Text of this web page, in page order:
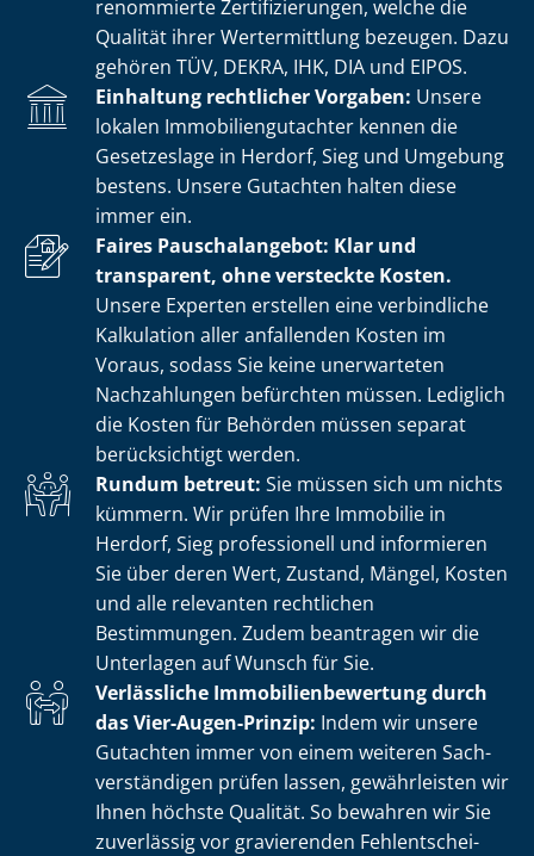
renommierte Zer­ti­fi­zie­run­gen, welche die
Qualität ihrer Wertermittlung bezeugen. Dazu
gehören TÜV, DEKRA, IHK, DIA und EIPOS.
Einhaltung rechtlicher Vorgaben: Unsere
lokalen Im­mo­bi­li­en­gut­ach­ter kennen die
Gesetzeslage in Herdorf, Sieg und Umgebung
bestens. Unsere Gutachten halten diese
immer ein.
Faires Pauschalangebot: Klar und
transparent, ohne versteckte Kosten.
Unsere Experten erstellen eine verbindliche
Kalkulation aller anfallenden Kosten im
Voraus, sodass Sie keine unerwarteten
Nachzahlungen befürchten müssen. Lediglich
die Kosten für Behörden müssen separat
berücksichtigt werden.
Rundum betreut: Sie müssen sich um nichts
kümmern. Wir prüfen Ihre Immobilie in
Herdorf, Sieg professionell und informieren
Sie über deren Wert, Zustand, Mängel, Kosten
und alle relevanten rechtlichen
Bestimmungen. Zudem beantragen wir die
Unterlagen auf Wunsch für Sie.
Verlässliche Im­mo­bi­li­en­be­wer­tung durch
das Vier-Augen-Prinzip: Indem wir unsere
Gutachten immer von einem weiteren Sach­
ver­stän­di­gen prüfen lassen, gewährleisten wir
Ihnen höchste Qualität. So bewahren wir Sie
zuverlässig vor gravierenden Fehl­ent­schei­